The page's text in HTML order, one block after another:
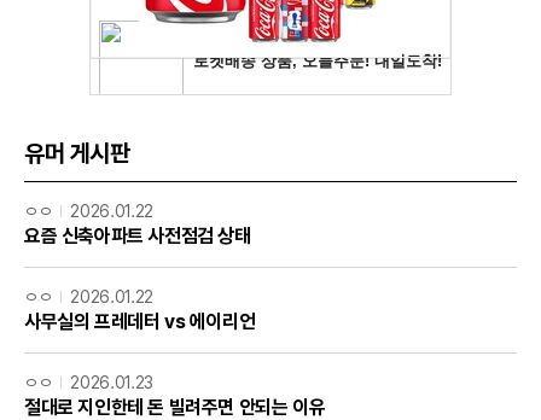
유머 게시판
ㅇㅇ 2026.01.22
요즘 신축아파트 사전점검 상태
ㅇㅇ 2026.01.22
사무실의 프레데터 vs 에이리언
ㅇㅇ 2026.01.23
절대로 지인한테 돈 빌려주면 안되는 이유